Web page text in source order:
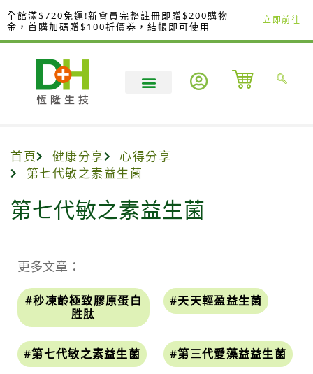
跳
至
主
全館滿$720免運!新會員完整註冊即贈$200購物
金，首購加碼贈$100折價券，結帳即可使用
立即前往
首頁 健康分享
心得分享
第七代敏之素益生菌
第七代敏之素益生菌
更多文章：
#秒凍齡極致膠原蛋白
胜肽
#天天輕盈益生菌
#第七代敏之素益生菌 #第三代愛藻益益生菌